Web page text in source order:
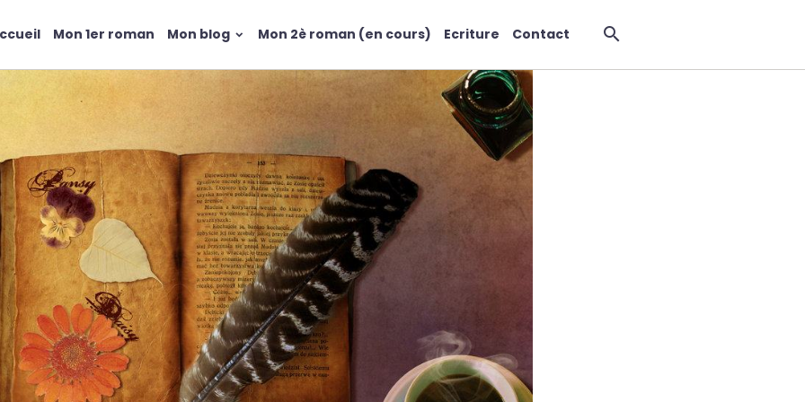
Mon 1er roman Mon blog Mon 2è roman (en cours) Ecriture Contact